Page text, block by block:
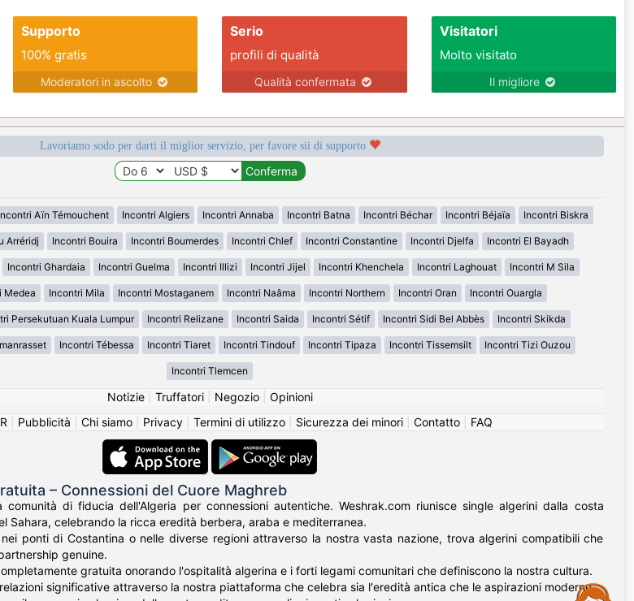
Supporto
100% gratis
Moderatori in ascolto
Serio
profili di qualità
Qualità confermata
Visitatori
Molto visitato
Il migliore
Lavoriamo sodo per darti il miglior servizio, per favore sii di supporto
Aïn Témouchent Incontri Algiers Incontri Annaba Incontri Batna Incontri Béchar Incontri Béjaïa Incontri Biskra
Arréridj Incontri Bouira Incontri Boumerdes Incontri Chlef Incontri Constantine Incontri Djelfa Incontri El Bayadh
Incontri Ghardaia Incontri Guelma Incontri Illizi Incontri Jijel Incontri Khenchela Incontri Laghouat Incontri M Sila
Medea Incontri Mila Incontri Mostaganem Incontri Naâma Incontri Northern Incontri Oran Incontri Ouargla
Persekutuan Kuala Lumpur Incontri Relizane Incontri Saida Incontri Sétif Incontri Sidi Bel Abbès Incontri Skikda
Incontri Tébessa Incontri Tiaret Incontri Tindouf Incontri Tipaza Incontri Tissemsilt Incontri Tizi Ouzou
Incontri Tlemcen
Notizie| Truffatori| Negozio| Opinioni
Pubblicità Chi siamo Privacy Termini di utilizzo Sicurezza dei minori Contatto FAQ
– Connessioni del Cuore Maghreb
comunità di fiducia dell'Algeria per connessioni autentiche. Weshrak.com riunisce single algerini dalla costa
Sahara, celebrando la ricca eredità berbera, araba e mediterranea.
ponti di Costantina o nelle diverse regioni attraverso la nostra vasta nazione, trova algerini compatibili che
genuine.
gratuita onorando l'ospitalità algerina e i forti legami comunitari che definiscono la nostra cultura.
significative attraverso la nostra piattaforma che celebra sia l'eredità antica che le aspirazioni moderne.
Assistance